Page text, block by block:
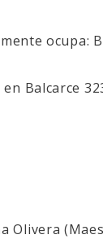
ocupa:
Balcarce
Olivera